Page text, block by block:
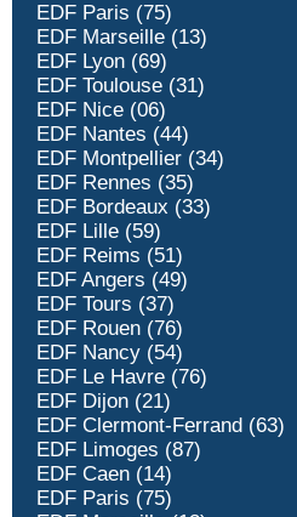
EDF Paris (75)
EDF Marseille (13)
EDF Lyon (69)
EDF Toulouse (31)
EDF Nice (06)
EDF Nantes (44)
EDF Montpellier (34)
EDF Rennes (35)
EDF Bordeaux (33)
EDF Lille (59)
EDF Reims (51)
EDF Angers (49)
EDF Tours (37)
EDF Rouen (76)
EDF Nancy (54)
EDF Le Havre (76)
EDF Dijon (21)
EDF Clermont-Ferrand (63)
EDF Limoges (87)
EDF Caen (14)
EDF Paris (75)